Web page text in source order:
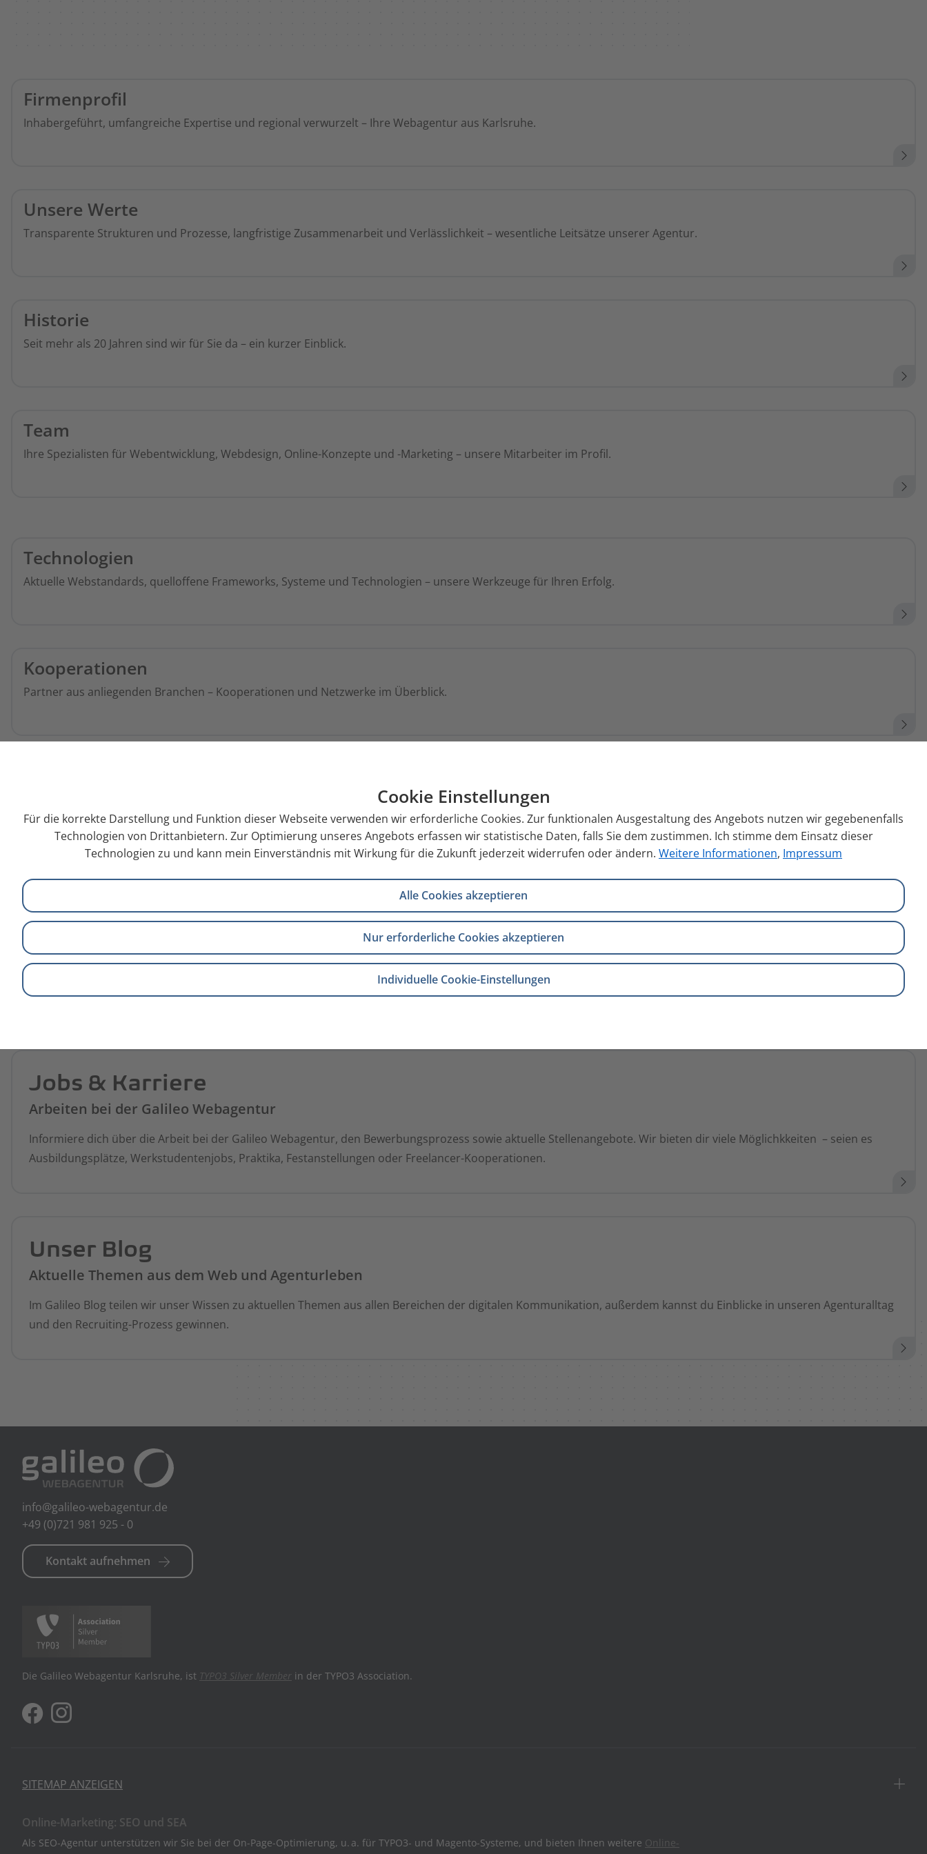
Firmenprofil
Inhabergeführt, umfangreiche Expertise und regional verwurzelt – Ihre Webagentur aus Karlsruhe.
Unsere Werte
Transparente Strukturen und Prozesse, langfristige Zusammenarbeit und Verlässlichkeit – wesentliche Leitsätze unserer Agentur.
Historie
Seit mehr als 20 Jahren sind wir für Sie da – ein kurzer Einblick.
Team
Ihre Spezialisten für Webentwicklung, Webdesign, Online-Konzepte und -Marketing – unsere Mitarbeiter im Profil.
Technologien
Aktuelle Webstandards, quelloffene Frameworks, Systeme und Technologien – unsere Werkzeuge für Ihren Erfolg.
Kooperationen
Partner aus anliegenden Branchen – Kooperationen und Netzwerke im Überblick.
Wir suchenDich
Erfahre mehr über unseren Arbeitsalltag und werde Teil unseres Teams. Wir freuen uns auf dich!
Jobs & Karriere
Arbeiten bei der Galileo Webagentur
Informiere dich über die Arbeit bei der Galileo Webagentur, den Bewerbungsprozess sowie aktuelle Stellenangebote. Wir bieten dir viele Möglichkkeiten – seien es
Ausbildungsplätze, Werkstudentenjobs, Praktika, Festanstellungen oder Freelancer-Kooperationen.
Unser Blog
Aktuelle Themen aus dem Web und Agenturleben
Im Galileo Blog teilen wir unser Wissen zu aktuellen Themen aus allen Bereichen der digitalen Kommunikation, außerdem kannst du Einblicke in unseren Agenturalltag
und den Recruiting-Prozess gewinnen.
info@galileo-webagentur.de
+49 (0)721 981 925 - 0
Kontakt aufnehmen
Die Galileo Webagentur Karlsruhe, ist TYPO3 Silver Member in der TYPO3 Association.
SITEMAP ANZEIGEN
Online-Marketing: SEO und SEA
Als SEO-Agentur unterstützen wir Sie bei der On-Page-Optimierung, u. a. für TYPO3- und Magento-Systeme, und bieten Ihnen weitere Online-
Cookie Einstellungen
Für die korrekte Darstellung und Funktion dieser Webseite verwenden wir erforderliche Cookies. Zur funktionalen Ausgestaltung des Angebots nutzen wir gegebenenfalls
Technologien von Drittanbietern. Zur Optimierung unseres Angebots erfassen wir statistische Daten, falls Sie dem zustimmen. Ich stimme dem Einsatz dieser
Technologien zu und kann mein Einverständnis mit Wirkung für die Zukunft jederzeit widerrufen oder ändern. Weitere Informationen, Impressum
Alle Cookies akzeptieren
Nur erforderliche Cookies akzeptieren
Individuelle Cookie-Einstellungen